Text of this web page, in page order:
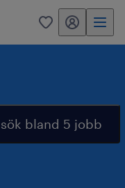
0 mitt randstad
sök bland 5 jobb